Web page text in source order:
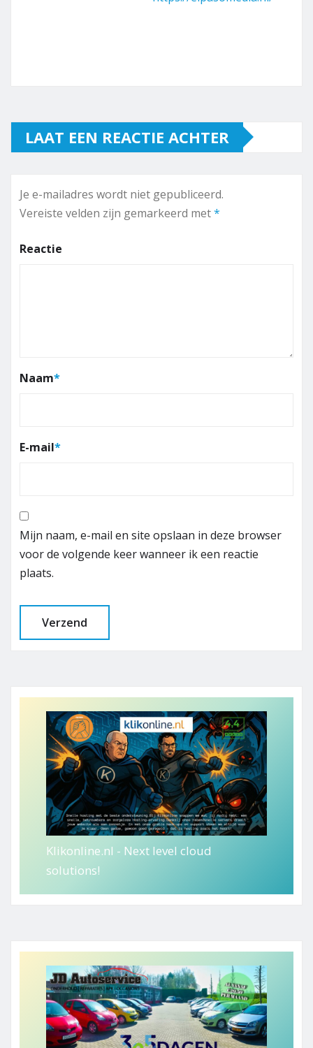
LAAT EEN REACTIE ACHTER
Je e-mailadres wordt niet gepubliceerd.
Vereiste velden zijn gemarkeerd met*
Reactie
Naam*
E-mail*
Mijn naam, e-mail en site opslaan in deze browser
voor de volgende keer wanneer ik een reactie
plaats.
Klikonline.nl - Next level cloud
solutions!